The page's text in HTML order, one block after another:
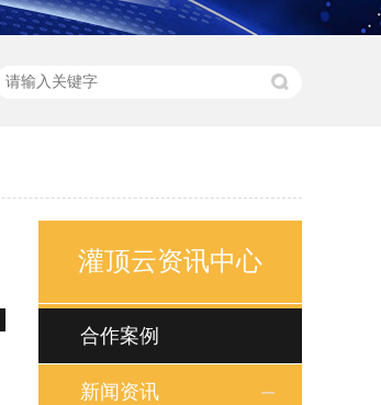
灌顶云资讯中心
合作案例
新闻资讯